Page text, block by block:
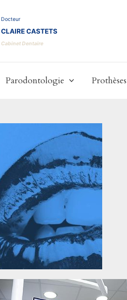
Docteur
CLAIRE CASTETS
Cabinet Dentaire
Parodontologie Prothèses